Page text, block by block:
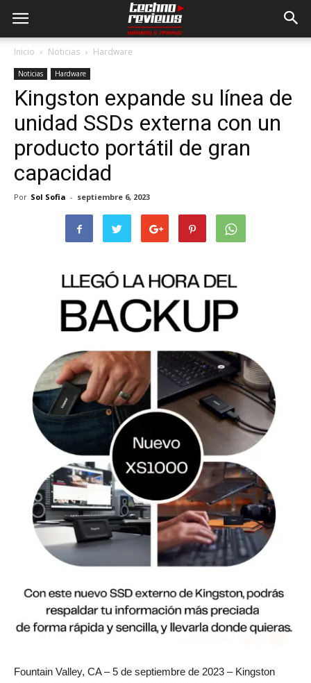
Inicio Noticias Hardware
Noticias Hardware
Kingston expande su línea de
unidad SSDs externa con un
producto portátil de gran
capacidad
Por Sol Sofia - septiembre 6, 2023
Fountain Valley, CA – 5 de septiembre de 2023 – Kingston